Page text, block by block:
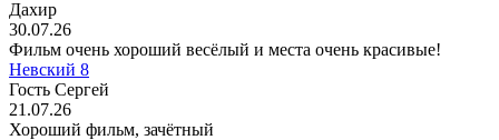
Дахир
30.07.26
Фильм очень хороший весёлый и места очень красивые!
Невский 8
Гость Сергей
21.07.26
Хороший фильм, зачётный